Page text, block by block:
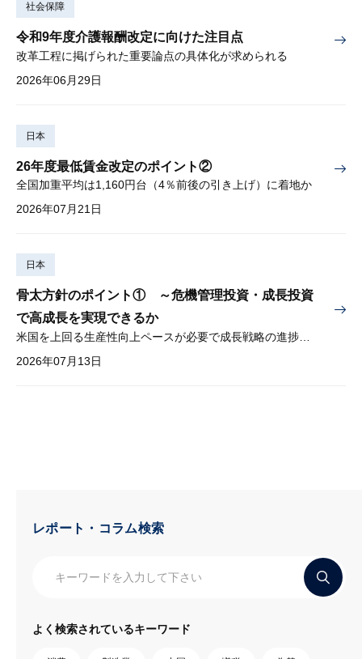
社会保障
令和9年度介護報酬改定に向けた注目点
改革工程に掲げられた重要論点の具体化が求められる
2026年06月29日
日本
26年度最低賃金改定のポイント②
全国加重平均は1,160円台（4％前後の引き上げ）に着地か
2026年07月21日
日本
骨太方針のポイント① ～危機管理投資・成長投資
で高成長を実現できるか
2026年07月13日
レポート・コラム検索
よく検索されているキーワード